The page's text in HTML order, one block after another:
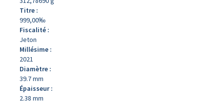
Titre :
999,00‰
Fiscalité :
Jeton
Millésime :
2021
Diamètre :
39.7 mm
Épaisseur :
2.38 mm